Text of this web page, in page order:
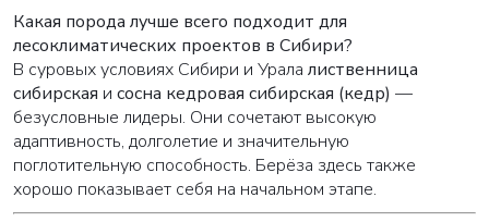
Какая порода лучше всего подходит для
лесоклиматических проектов в Сибири?
В суровых условиях Сибири и Урала лиственница
сибирская и сосна кедровая сибирская (кедр) —
безусловные лидеры. Они сочетают высокую
адаптивность, долголетие и значительную
поглотительную способность. Берёза здесь также
хорошо показывает себя на начальном этапе.